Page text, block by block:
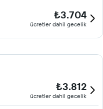
₺3.704
ücretler dahil gecelik
₺3.812
ücretler dahil gecelik